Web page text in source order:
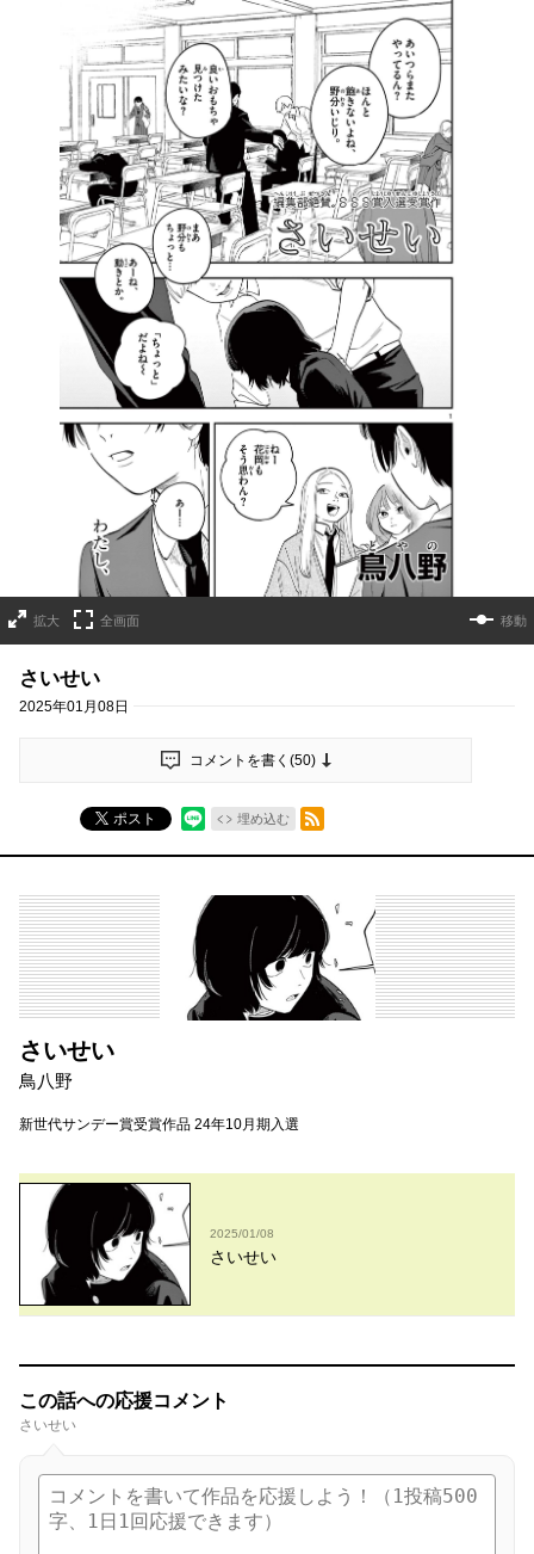
拡大 全画面 移動
さいせい
2025年01月08日
コメントを書く(50)
ポスト 埋め込む
RSSフィード
さいせい
鳥八野
新世代サンデー賞受賞作品 24年10月期入選
2025/01/08
さいせい
この話への応援コメント
さいせい